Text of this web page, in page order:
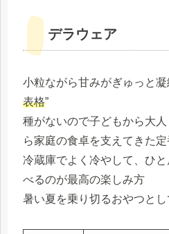
デラウェア
小粒ながら甘みがぎゅっと凝
表格”
種がないので子どもから大
ら家庭の食卓を支えてきた
冷蔵庫でよく冷やして、ひ
べるのが最高の楽しみ方
暑い夏を乗り切るおやつと